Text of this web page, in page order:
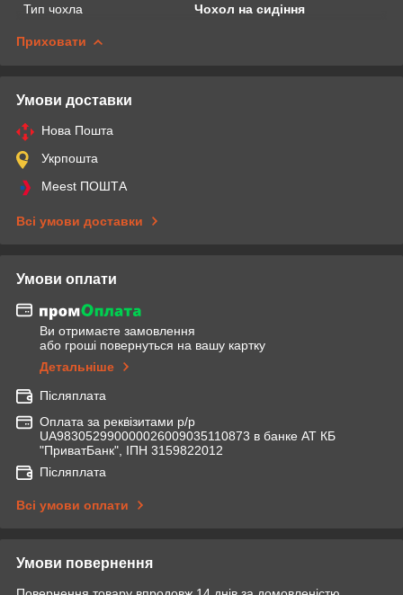
Тип чохла
Чохол на сидіння
Приховати
Умови доставки
Нова Пошта
Укрпошта
Meest ПОШТА
Всі умови доставки
Умови оплати
Ви отримаєте замовлення
або гроші повернуться на вашу картку
Детальніше
Післяплата
Оплата за реквізитами р/р
UA983052990000026009035110873 в банке АТ КБ
"ПриватБанк", ІПН 3159822012
Післяплата
Всі умови оплати
Умови повернення